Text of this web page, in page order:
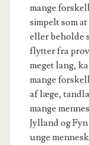
mange
simpelt som
eller beholde
flytter fra
meget lang,
mange
af læge,
mange
Jylland og
unge